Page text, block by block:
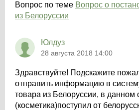
Вопрос по теме Вопрос о
из Белоруссии
Юлдуз
28 августа 2018 14:00
Здравствуйте! Подскажите
отправить информацию в
товара из Белоруссии, в данном
(косметика)поступил от